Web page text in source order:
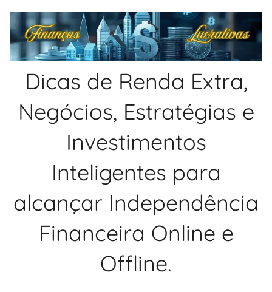
para
conteúdo
Dicas de Renda Extra,
Negócios, Estratégias e
Investimentos
Inteligentes para
alcançar Independência
Financeira Online e
Offline.